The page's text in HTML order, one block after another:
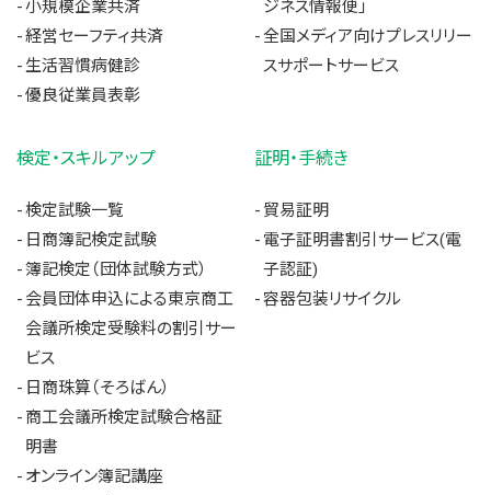
小規模企業共済
経営セーフティ共済
生活習慣病健診
優良従業員表彰
ジネス情報便」
全国メディア向けプレスリリー
スサポートサービス
検定・スキルアップ
検定試験一覧
日商簿記検定試験
簿記検定（団体試験方式）
会員団体申込による東京商工
会議所検定受験料の割引サー
ビス
日商珠算（そろばん）
商工会議所検定試験合格証
明書
オンライン簿記講座
証明・手続き
貿易証明
電子証明書割引サービス(電
子認証)
容器包装リサイクル